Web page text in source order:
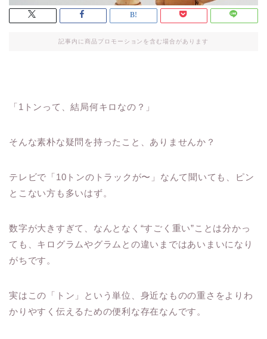
記事内に商品プロモーションを含む場合があります
「1トンって、結局何キロなの？」
そんな素朴な疑問を持ったこと、ありませんか？
テレビで「10トンのトラックが〜」なんて聞いても、ピン
とこない方も多いはず。
数字が大きすぎて、なんとなく“すごく重い”ことは分かっ
ても、キログラムやグラムとの違いまではあいまいになり
がちです。
実はこの「トン」という単位、身近なものの重さをよりわ
かりやすく伝えるための便利な存在なんです。